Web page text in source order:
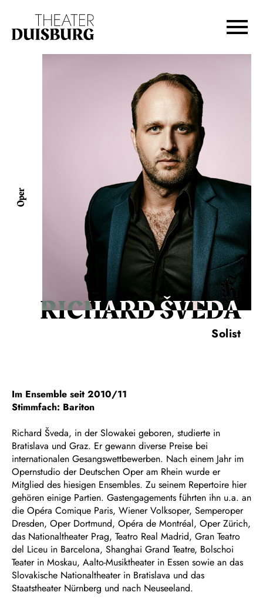
Zur Hauptnavigation springen
Zum Footer springen
Oper
RICHARD ŠVEDA
Solist
Im Ensemble seit 2010/11
Stimmfach: Bariton
Richard Šveda, in der Slowakei geboren, studierte in
Bratislava und Graz. Er gewann diverse Preise bei
internationalen Gesangswettbewerben. Nach einem Jahr im
Opernstudio der Deutschen Oper am Rhein wurde er
Mitglied des hiesigen Ensembles. Zu seinem Repertoire hier
gehören einige Partien. Gastengagements führten ihn u.a. an
die Opéra Comique Paris, Wiener Volksoper, Semperoper
Dresden, Oper Dortmund, Opéra de Montréal, Oper Zürich,
das Nationaltheater Prag, Teatro Real Madrid, Gran Teatro
del Liceu in Barcelona, Shanghai Grand Teatre, Bolschoi
Teater in Moskau, Aalto-Musiktheater in Essen sowie an das
Slovakische Nationaltheater in Bratislava und das
Staatstheater Nürnberg und nach Neuseeland.